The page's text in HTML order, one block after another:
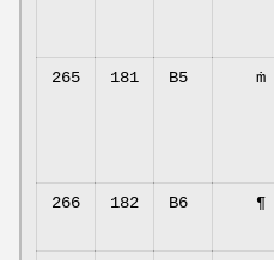
265 181 B5 ṁ
266 182 B6 ¶